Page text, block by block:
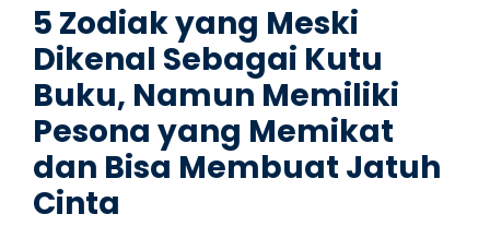
5 Zodiak yang Meski
Dikenal Sebagai Kutu
Buku, Namun Memiliki
Pesona yang Memikat
dan Bisa Membuat Jatuh
Cinta